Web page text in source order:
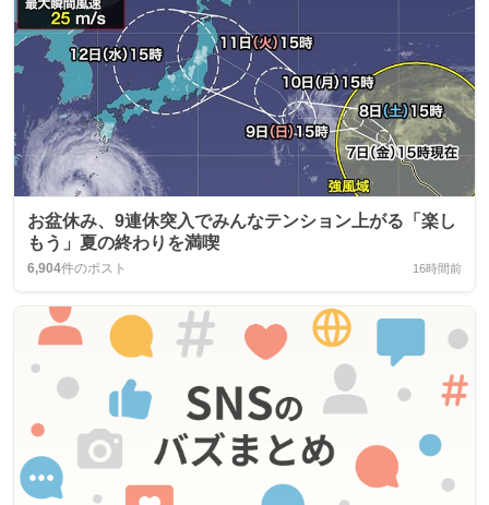
お盆休み、9連休突入でみんなテンション上がる「楽し
もう」夏の終わりを満喫
6,904件のポスト 16時間前